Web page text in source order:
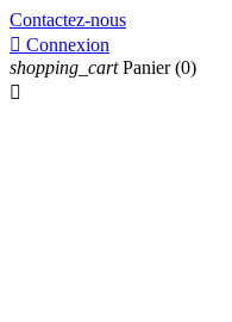
Contactez-nous
 Connexion
shopping_cart Panier (0)
